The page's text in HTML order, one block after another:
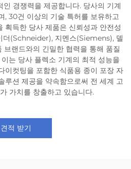
경쟁력을 제공합니다. 당사의 기계
, 30건 이상의 기술 특허를 보유하고
획득한 당사 제품은 신뢰성과 안전성
더(Schneider), 지멘스(Siemens), 델
랜드와의 긴밀한 협력을 통해 품질
는 당사 플렉소 기계의 최적 성능을
이컷팅을 포함한 식품용 종이 포장 자
루션 제공을 약속함으로써 전 세계 고
가치를 창출하고 있습니다.
견적 받기